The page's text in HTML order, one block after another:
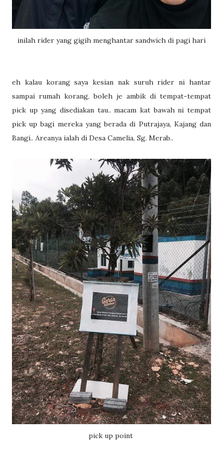
inilah rider yang gigih menghantar sandwich di pagi hari
eh kalau korang saya kesian nak suruh rider ni hantar
sampai rumah korang, boleh je ambik di tempat-tempat
pick up yang disediakan tau.. macam kat bawah ni tempat
pick up bagi mereka yang berada di Putrajaya, Kajang dan
Bangi.. Areanya ialah di Desa Camelia, Sg. Merab..
pick up point